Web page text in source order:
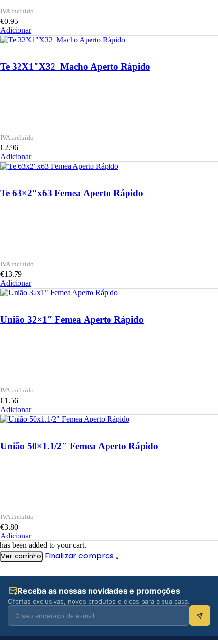
€0.95
Adicionar
Te 32X1″X32 Macho Aperto Rápido
€2.96
Adicionar
Te 63×2″x63 Femea Aperto Rápido
€13.79
Adicionar
União 32×1″ Femea Aperto Rápido
€1.56
Adicionar
União 50×1.1/2″ Femea Aperto Rápido
€3.80
Adicionar
has been added to your cart.
Ver carrinho Finalizar compras
Receba as nossas novidades e promoções
Ofertas exclusivas, novos produtos e dicas para a sua casa.